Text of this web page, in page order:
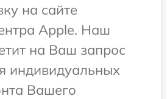
на сайте
Apple. Наш
на Ваш запрос
индивидуальных
Вашего